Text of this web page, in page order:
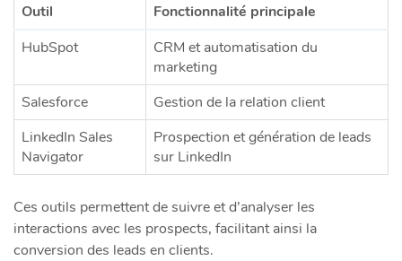
Outil
Fonctionnalité principale
HubSpot
CRM et automatisation du
marketing
Salesforce
Gestion de la relation client
LinkedIn Sales
Navigator
Prospection et génération de leads
sur LinkedIn
Ces outils permettent de suivre et d’analyser les
interactions avec les prospects, facilitant ainsi la
conversion des leads en clients.